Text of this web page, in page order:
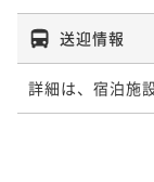
送迎情報
詳細は、宿泊施